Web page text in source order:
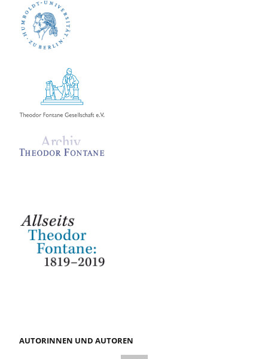
AUTORINNEN UND AUTOREN